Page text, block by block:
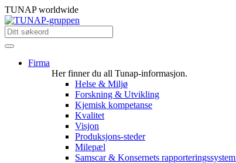
TUNAP worldwide
Firma
Her finner du all Tunap-informasjon.
Helse & Miljø
Forskning & Utvikling
Kjemisk kompetanse
Kvalitet
Visjon
Produksjons-steder
Milepæl
Samscar & Konsernets rapporteringssystem